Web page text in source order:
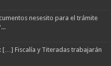
nesesito para el trámite
[…] Fiscalía y Titeradas trabajarán